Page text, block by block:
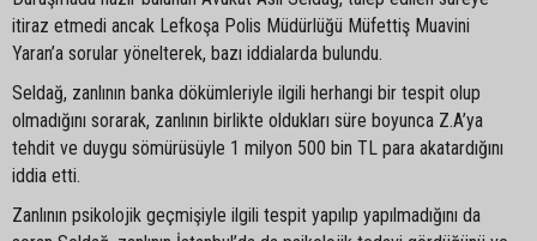
itiraz etmedi ancak Lefkoşa Polis Müdürlüğü Müfettiş Muavini
Yaran’a sorular yönelterek, bazı iddialarda bulundu.
Seldağ, zanlının banka dökümleriyle ilgili herhangi bir tespit olup
olmadığını sorarak, zanlının birlikte oldukları süre boyunca Z.A’ya
tehdit ve duygu sömürüsüyle 1 milyon 500 bin TL para akatardığını
iddia etti.
Zanlının psikolojik geçmişiyle ilgili tespit yapılıp yapılmadığını da